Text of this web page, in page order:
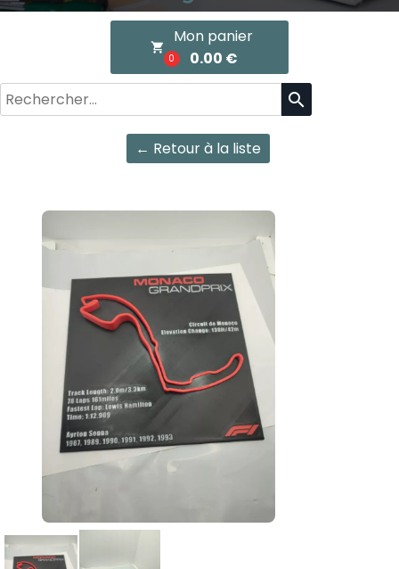
local_grocery_store
0
Mon panier
0.00 €
search
← Retour à la liste